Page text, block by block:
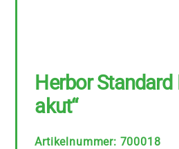
Herbor Standard
akut“
Artikelnummer: 700018